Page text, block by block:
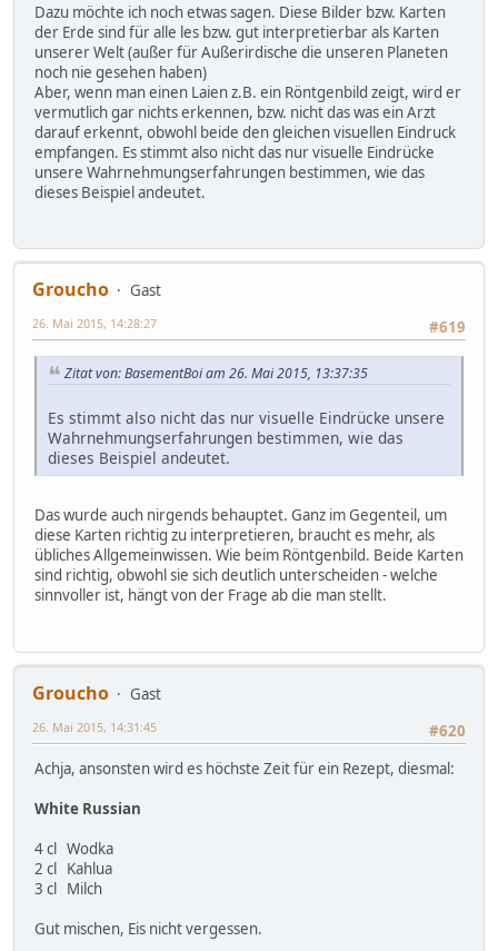
Dazu möchte ich noch etwas sagen. Diese Bilder bzw. Karten
der Erde sind für alle les bzw. gut interpretierbar als Karten
unserer Welt (außer für Außerirdische die unseren Planeten
noch nie gesehen haben)
Aber, wenn man einen Laien z.B. ein Röntgenbild zeigt, wird er
vermutlich gar nichts erkennen, bzw. nicht das was ein Arzt
darauf erkennt, obwohl beide den gleichen visuellen Eindruck
empfangen. Es stimmt also nicht das nur visuelle Eindrücke
unsere Wahrnehmungserfahrungen bestimmen, wie das
dieses Beispiel andeutet.
Groucho
Gast
#619
26. Mai 2015, 14:28:27
Zitat von: BasementBoi am 26. Mai 2015, 13:37:35
Es stimmt also nicht das nur visuelle Eindrücke unsere
Wahrnehmungserfahrungen bestimmen, wie das
dieses Beispiel andeutet.
Das wurde auch nirgends behauptet. Ganz im Gegenteil, um
diese Karten richtig zu interpretieren, braucht es mehr, als
übliches Allgemeinwissen. Wie beim Röntgenbild. Beide Karten
sind richtig, obwohl sie sich deutlich unterscheiden - welche
sinnvoller ist, hängt von der Frage ab die man stellt.
Groucho
Gast
#620
26. Mai 2015, 14:31:45
Achja, ansonsten wird es höchste Zeit für ein Rezept, diesmal:
White Russian
4 cl Wodka
2 cl Kahlua
3 cl Milch
Gut mischen, Eis nicht vergessen.